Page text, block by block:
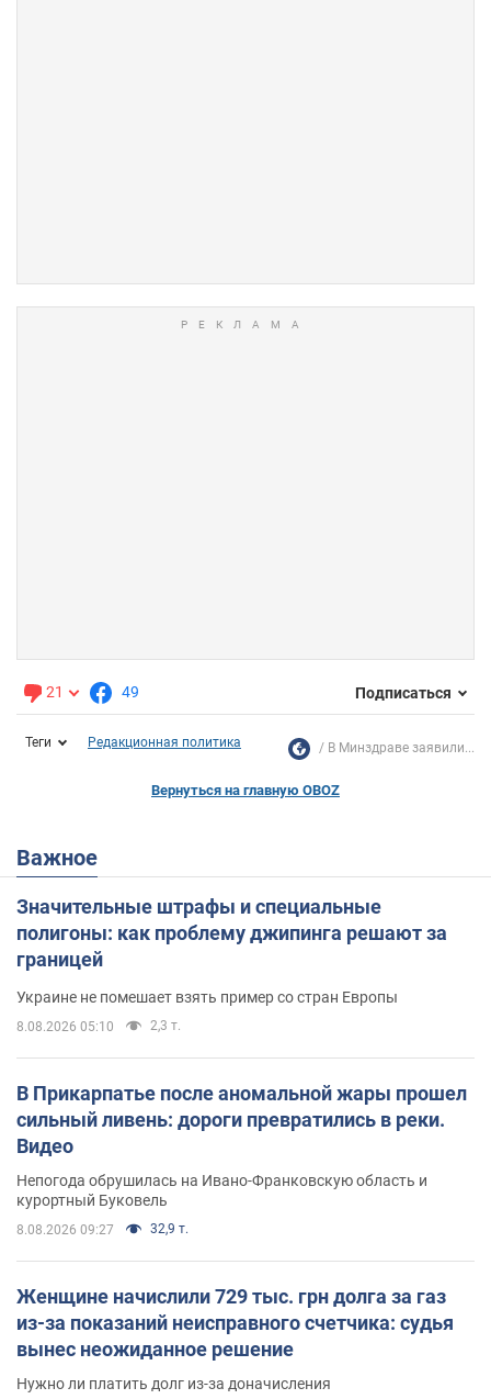
21 49 Подписаться
Теги Редакционная политика В Минздраве заявили...
Вернуться на главную OBOZ
Важное
Значительные штрафы и специальные
полигоны: как проблему джипинга решают за
границей
Украине не помешает взять пример со стран Европы
8.08.2026 05:10 2,3 т.
В Прикарпатье после аномальной жары прошел
сильный ливень: дороги превратились в реки.
Видео
Непогода обрушилась на Ивано-Франковскую область и
курортный Буковель
8.08.2026 09:27 32,9 т.
Женщине начислили 729 тыс. грн долга за газ
из-за показаний неисправного счетчика: судья
вынес неожиданное решение
Нужно ли платить долг из-за доначисления